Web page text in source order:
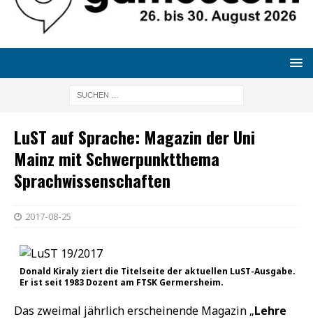
LuST auf Sprache: Magazin der Uni
Mainz mit Schwerpunktthema
Sprachwissenschaften
2017-08-25
Donald Kiraly ziert die Titelseite der aktuellen LuST-Ausgabe.
Er ist seit 1983 Dozent am FTSK Germersheim.
Das zweimal jährlich erscheinende Magazin „Lehre